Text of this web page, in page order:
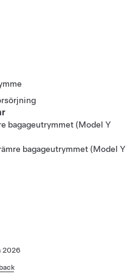
bagageutrymmet (Model Y
bagageutrymmet (Model Y
2026